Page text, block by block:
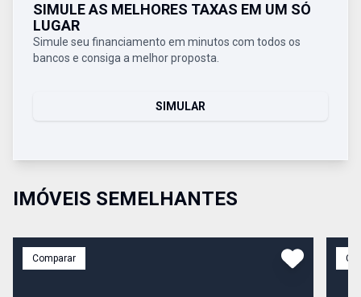
SIMULE AS MELHORES TAXAS EM UM SÓ
LUGAR
Simule seu financiamento em minutos com todos os
bancos e consiga a melhor proposta.
SIMULAR
IMÓVEIS SEMELHANTES
Comparar